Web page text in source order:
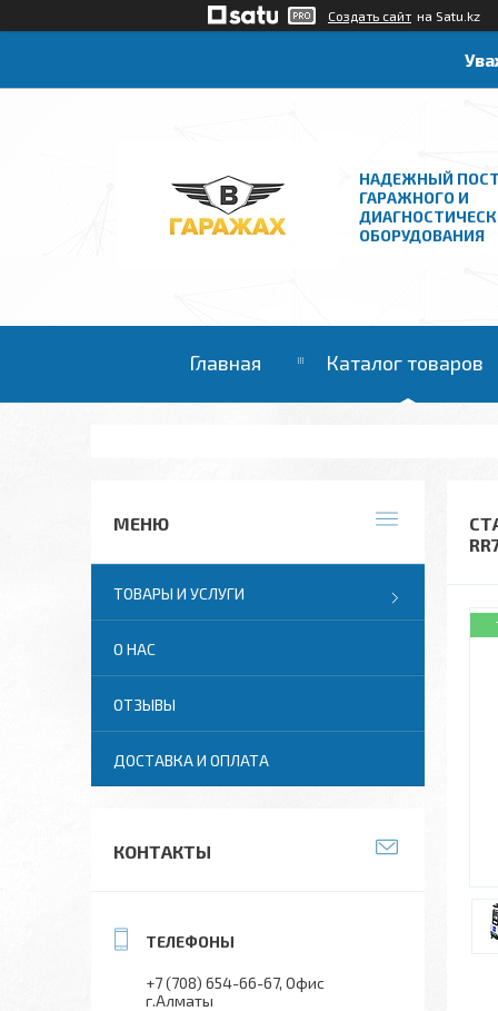
Создать сайт на Satu.kz
НАДЕЖНЫЙ
ГАРАЖНОГО И
ОБОРУДОВАНИЯ
Главная Каталог товаров
ТОВАРЫ И УСЛУГИ
О НАС
ОТЗЫВЫ
ДОСТАВКА И ОПЛАТА
КОНТАКТЫ
+7 (708) 654-66-67 Офис
г.Алматы